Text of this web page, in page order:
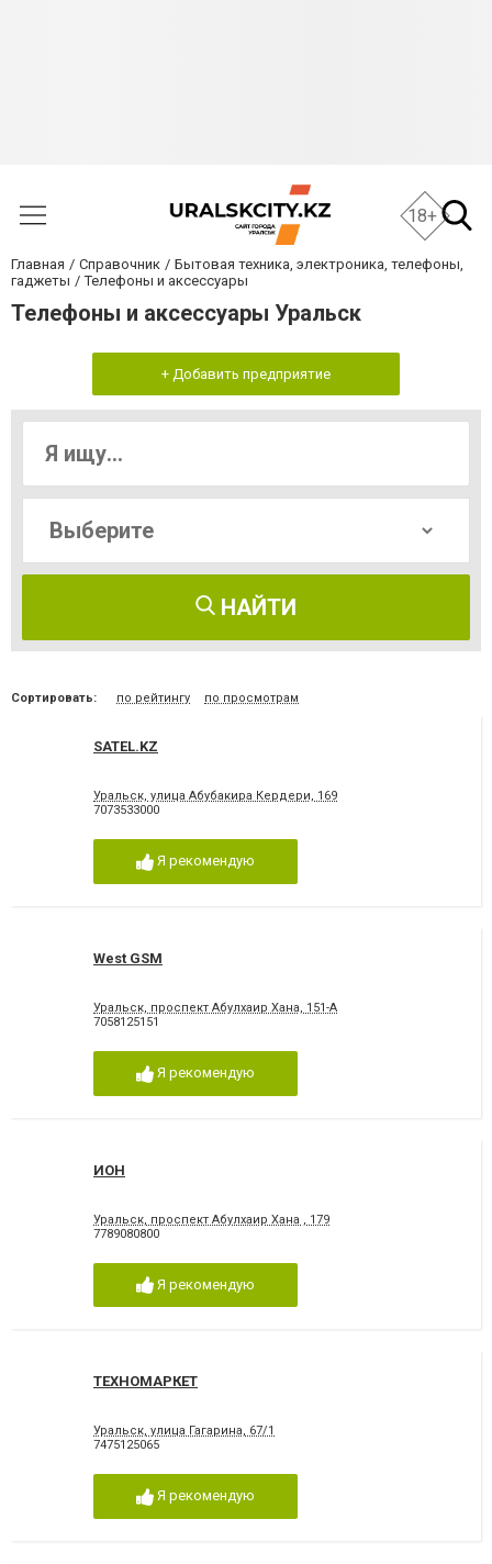
18+
Главная Справочник
Бытовая техника, электроника, телефоны,
гаджеты
Телефоны и аксессуары
Телефоны и аксессуары Уральск
+ Добавить предприятие
НАЙТИ
Сортировать: по рейтингу по просмотрам
SATEL.KZ
Уральск, улица Абубакира Кердери, 169
7073533000
Я рекомендую
West GSM
Уральск, проспект Абулхаир Хана, 151-А
7058125151
Я рекомендую
ИОН
Уральск, проспект Абулхаир Хана , 179
7789080800
Я рекомендую
ТЕХНОМАРКЕТ
Уральск, улица Гагарина, 67/1
7475125065
Я рекомендую